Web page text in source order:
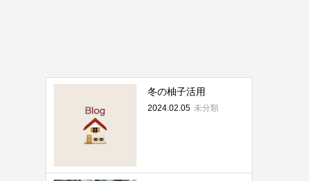
冬の柚子活用
2024.02.05 未分類